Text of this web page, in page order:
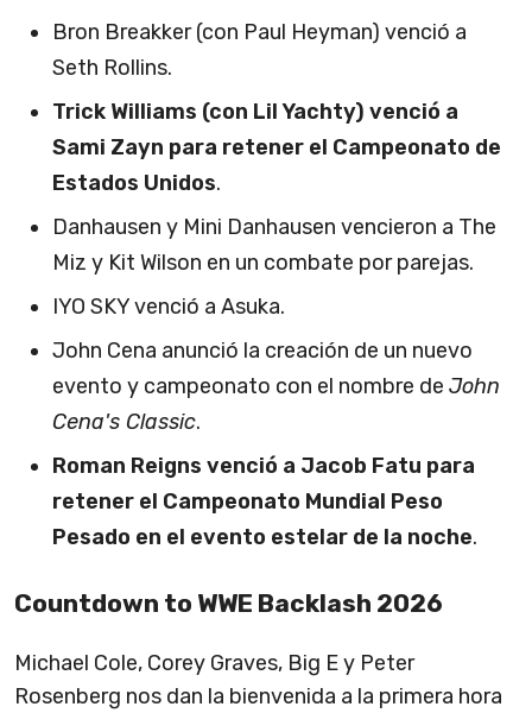
Bron Breakker (con Paul Heyman) venció a
Seth Rollins.
Trick Williams (con Lil Yachty) venció a
Sami Zayn para retener el Campeonato de
Estados Unidos.
Danhausen y Mini Danhausen vencieron a The
Miz y Kit Wilson en un combate por parejas.
IYO SKY venció a Asuka.
John Cena anunció la creación de un nuevo
evento y campeonato con el nombre de John
Cena's Classic.
Roman Reigns venció a Jacob Fatu para
retener el Campeonato Mundial Peso
Pesado en el evento estelar de la noche.
Countdown to WWE Backlash 2026
Michael Cole, Corey Graves, Big E y Peter
Rosenberg nos dan la bienvenida a la primera hora